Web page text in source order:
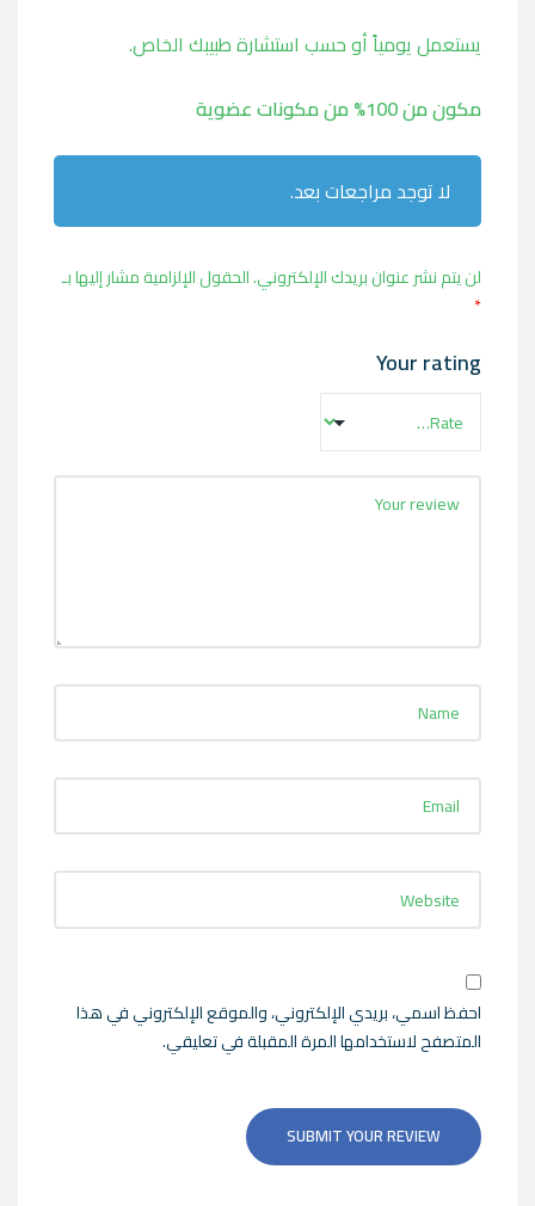
يستعمل يومياً أو حسب استشارة طبيبك الخاص.
مكون من 100% من مكونات عضوية
لا توجد مراجعات بعد.
لن يتم نشر عنوان بريدك الإلكتروني.الحقول الإلزامية مشار إليها بـ
*
Your rating
احفظ اسمي، بريدي الإلكتروني، والموقع الإلكتروني في هذا
المتصفح لاستخدامها المرة المقبلة في تعليقي.
SUBMIT YOUR REVIEW